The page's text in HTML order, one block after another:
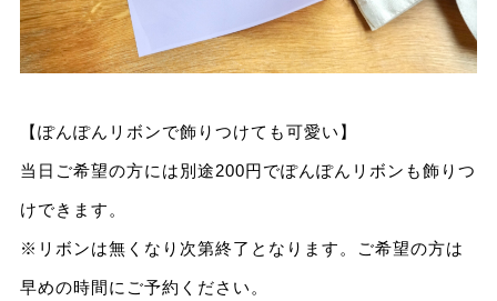
【ぽんぽんリボンで飾りつけても可愛い】
当日ご希望の方には別途200円でぽんぽんリボンも飾りつ
けできます。
※リボンは無くなり次第終了となります。ご希望の方は
早めの時間にご予約ください。